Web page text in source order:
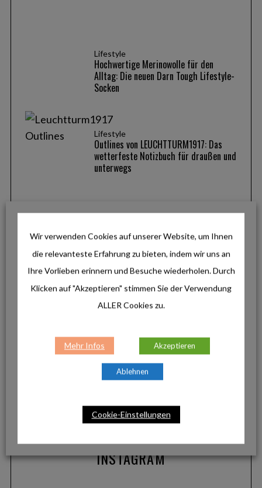
Lifestyle
Hochwertige Merinowolle für den
Alltag: Die neuen Darn Tough Lifestyle-
Socken
Lifestyle
Outlines von LEUCHTTURM1917: Das
wetterfeste Notizbuch für draußen und
unterwegs
Reise & Inspiration
Gipfelglück, Panoramawegen und
genussvollen Radtouren
Produkte
Design für maximale Freiheit
INSTAGRAM
Wir verwenden Cookies auf unserer Website, um Ihnen
die relevanteste Erfahrung zu bieten, indem wir uns an
Ihre Vorlieben erinnern und Besuche wiederholen. Durch
Klicken auf "Akzeptieren" stimmen Sie der Verwendung
ALLER Cookies zu.
Mehr Infos Akzeptieren
Ablehnen
Cookie-Einstellungen